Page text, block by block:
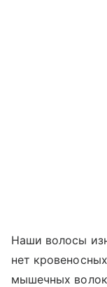
Наши волосы
нет
мышечных